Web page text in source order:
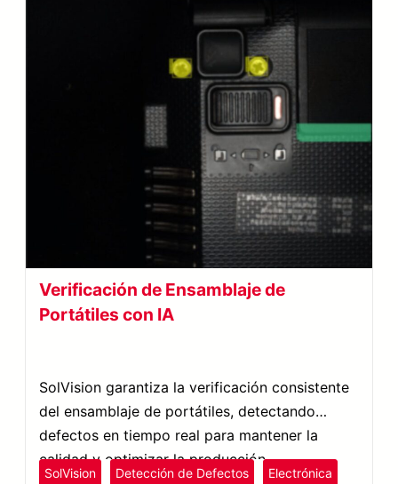
Verificación de Ensamblaje de
Portátiles con IA
SolVision garantiza la verificación consistente
del ensamblaje de portátiles, detectando
defectos en tiempo real para mantener la
calidad y optimizar la producción.
SolVision Detección de Defectos Electrónica